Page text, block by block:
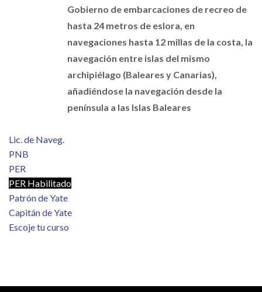
Gobierno de embarcaciones de recreo de
hasta 24 metros de eslora, en
navegaciones hasta 12 millas de la costa, la
navegación entre islas del mismo
archipiélago (Baleares y Canarias),
añadiéndose la navegación desde la
península a las Islas Baleares
Lic. de Naveg.
PNB
PER
PER Habilitado
Patrón de Yate
Capitán de Yate
Escoje tu curso